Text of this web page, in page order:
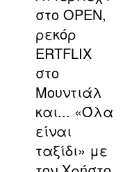
στο OPEN,
ρεκόρ
ERTFLIX
στο
Μουντιάλ
και... «Όλα
είναι
ταξίδι» με